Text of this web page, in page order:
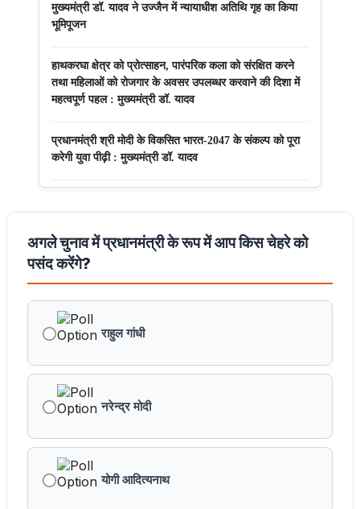
मुख्यमंत्री डॉ. यादव ने उज्जैन में न्यायाधीश अतिथि गृह का किया
भूमिपूजन
हाथकरघा क्षेत्र को प्रोत्साहन, पारंपरिक कला को संरक्षित करने
तथा महिलाओं को रोजगार के अवसर उपलब्धर करवाने की दिशा में
महत्वपूर्ण पहल : मुख्यमंत्री डॉ. यादव
प्रधानमंत्री श्री मोदी के विकसित भारत-2047 के संकल्प को पूरा
करेगी युवा पीढ़ी : मुख्यमंत्री डॉ. यादव
करेगी प्रोत्साहित : मुख्यमंत्री डॉ. यादव
किसानों का कल्याण ही हमारा लक्ष्य : मुख्यमंत्री डॉ. यादव
मुख्यमंत्री डॉ. यादव
यादव
प्रशिक्षु छात्राएं आत्मविश्वास रखें, तकनीकी दक्षता के साथ अपनी
प्रत्येक शुक्रवार को दौरे पर रहेंगे अधिकारी : मुख्यमंत्री डॉ. यादव
अगले चुनाव में प्रधानमंत्री के रूप में आप किस चेहरे को
पसंद करेंगे?
राहुल गांधी
नरेन्द्र मोदी
योगी आदित्यनाथ